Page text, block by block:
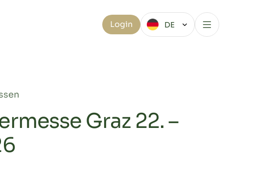
Login DE
Graz 22. –